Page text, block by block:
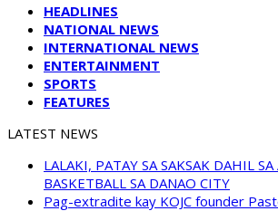
HEADLINES
NATIONAL NEWS
INTERNATIONAL NEWS
ENTERTAINMENT
SPORTS
FEATURES
LATEST NEWS
LALAKI, PATAY SA SAKSAK DAHIL
BASKETBALL SA DANAO CITY
Pag-extradite kay KOJC founder